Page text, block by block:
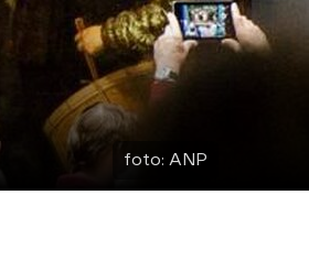
foto: ANP